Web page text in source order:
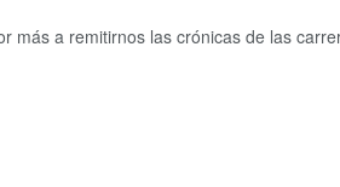
más a remitirnos las crónicas de las